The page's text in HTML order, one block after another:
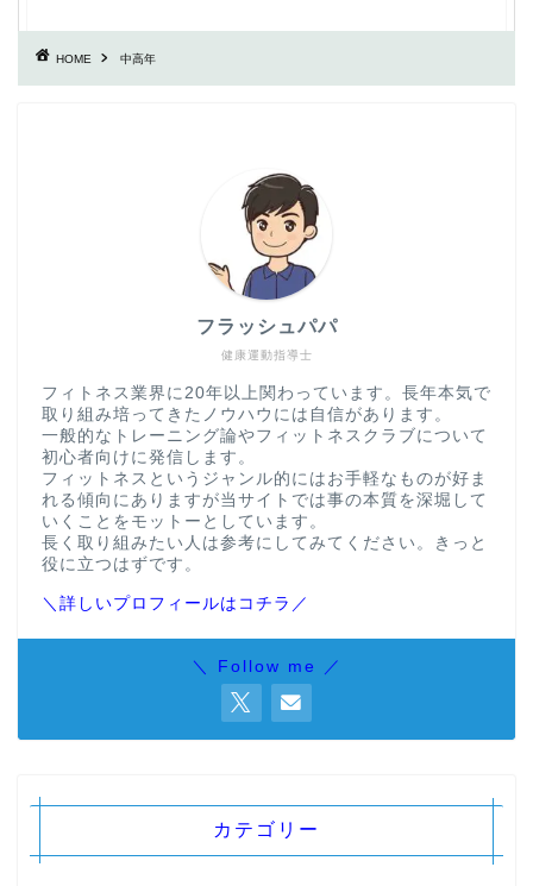
HOME 中高年
健康運動指導士
フラッシュパパ
フィトネス業界に20年以上関わっています。長年本気で
取り組み培ってきたノウハウには自信があります。
一般的なトレーニング論やフィットネスクラブについて
初心者向けに発信します。
フィットネスというジャンル的にはお手軽なものが好ま
れる傾向にありますが当サイトでは事の本質を深堀して
いくことをモットーとしています。
長く取り組みたい人は参考にしてみてください。きっと
役に立つはずです。
＼詳しいプロフィールはコチラ／
＼ Follow me ／
カテゴリー